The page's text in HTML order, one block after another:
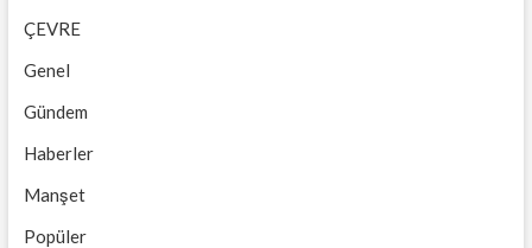
ÇEVRE
Genel
Gündem
Haberler
Manşet
Popüler